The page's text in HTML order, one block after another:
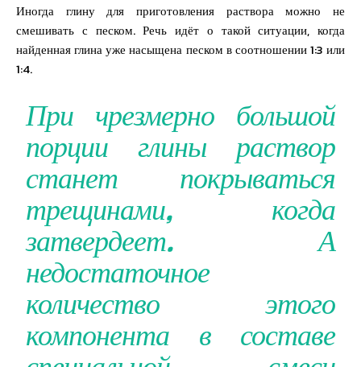
Иногда глину для приготовления раствора можно не
смешивать с песком. Речь идёт о такой ситуации, когда
найденная глина уже насыщена песком в соотношении 1:3 или
1:4.
При чрезмерно большой
порции глины раствор
станет покрываться
трещинами, когда
затвердеет. А
недостаточное
количество этого
компонента в составе